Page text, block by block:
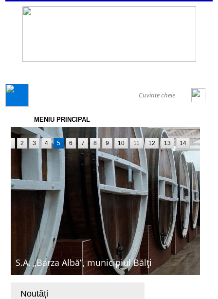
MENIU PRINCIPAL
S.A. „Barza Albă”, municipiul Bălți
1 2 3 4 5 6 7 8 9 10 11 12 13 14
Noutăți